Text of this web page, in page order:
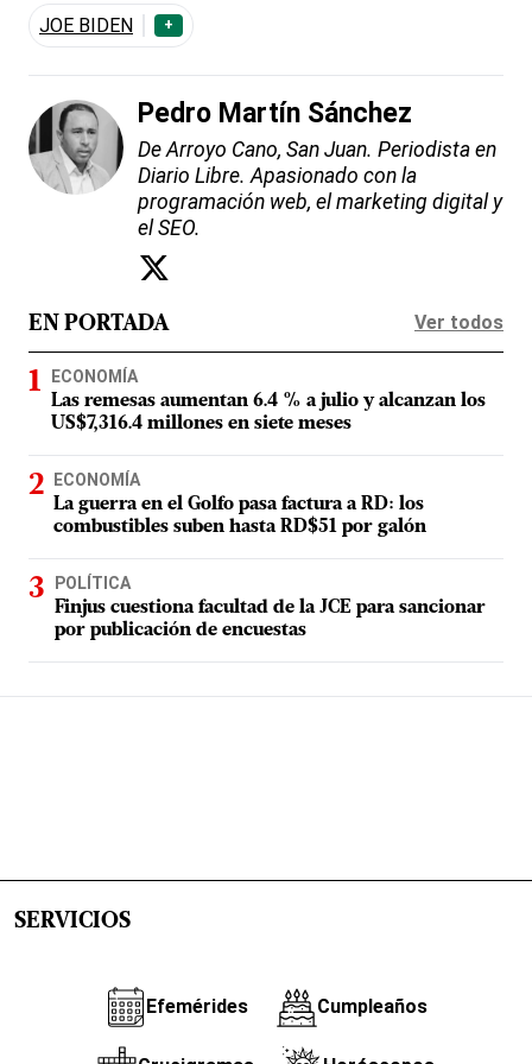
JOE BIDEN +
Pedro Martín Sánchez
De Arroyo Cano, San Juan. Periodista en
Diario Libre. Apasionado con la
programación web, el marketing digital y
el SEO.
EN PORTADA Ver todos
ECONOMÍA
Las remesas aumentan 6.4 % a julio y alcanzan los
US$7,316.4 millones en siete meses
ECONOMÍA
La guerra en el Golfo pasa factura a RD: los
combustibles suben hasta RD$51 por galón
POLÍTICA
Finjus cuestiona facultad de la JCE para sancionar
por publicación de encuestas
SERVICIOS
Efemérides Cumpleaños